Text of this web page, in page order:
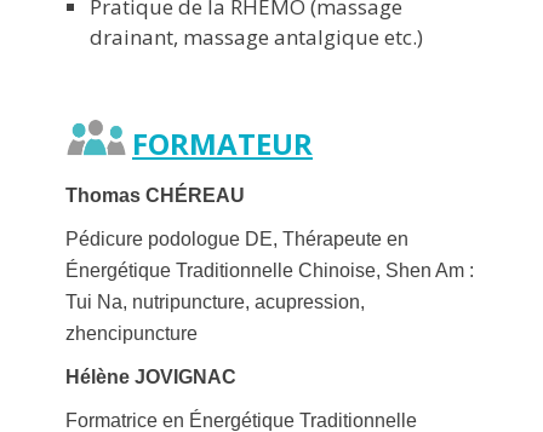
Pratique de la RHEMO (massage
drainant, massage antalgique etc.)
FORMATEUR
Thomas CHÉREAU
Pédicure podologue DE, Thérapeute en
Énergétique Traditionnelle Chinoise, Shen Am :
Tui Na, nutripuncture, acupression,
zhencipuncture
Hélène JOVIGNAC
Formatrice en Énergétique Traditionnelle